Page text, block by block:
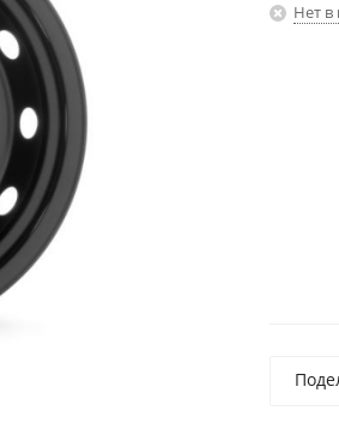
Нет в